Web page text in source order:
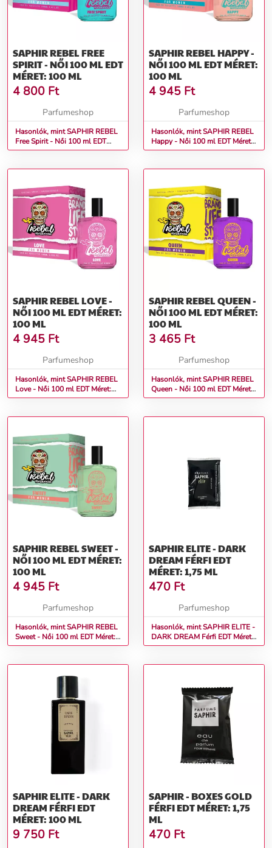
SAPHIR REBEL FREE
SPIRIT - NŐI 100 ML EDT
MÉRET: 100 ML
4 800 Ft
Parfumeshop
Hasonlók, mint SAPHIR REBEL
Free Spirit - Női 100 ml EDT
Méret: 100 ml
SAPHIR REBEL HAPPY -
NŐI 100 ML EDT MÉRET:
100 ML
4 945 Ft
Parfumeshop
Hasonlók, mint SAPHIR REBEL
Happy - Női 100 ml EDT Méret:
100 ml
SAPHIR REBEL LOVE -
NŐI 100 ML EDT MÉRET:
100 ML
4 945 Ft
Parfumeshop
Hasonlók, mint SAPHIR REBEL
Love - Női 100 ml EDT Méret:
100 ml
SAPHIR REBEL QUEEN -
NŐI 100 ML EDT MÉRET:
100 ML
3 465 Ft
Parfumeshop
Hasonlók, mint SAPHIR REBEL
Queen - Női 100 ml EDT Méret:
100 ml
SAPHIR REBEL SWEET -
NŐI 100 ML EDT MÉRET:
100 ML
4 945 Ft
Parfumeshop
Hasonlók, mint SAPHIR REBEL
Sweet - Női 100 ml EDT Méret:
100 ml
SAPHIR ELITE - DARK
DREAM FÉRFI EDT
MÉRET: 1,75 ML
470 Ft
Parfumeshop
Hasonlók, mint SAPHIR ELITE -
DARK DREAM Férfi EDT Méret:
1,75 ml
SAPHIR ELITE - DARK
DREAM FÉRFI EDT
MÉRET: 100 ML
9 750 Ft
SAPHIR - BOXES GOLD
FÉRFI EDT MÉRET: 1,75
ML
470 Ft